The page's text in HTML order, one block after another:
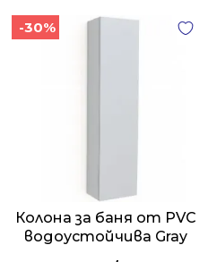
-30%
Колона за баня от PVC
водоустойчива Gray